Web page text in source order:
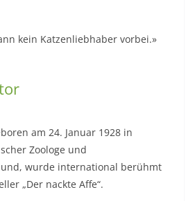
kein Katzenliebhaber vorbei.»
am 24. Januar 1928 in
Zoologe und
wurde international berühmt
„Der nackte Affe“.